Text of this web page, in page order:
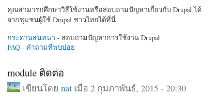
คุณสามารถศึกษาวิธีใช้งานหรือสอบถามปัญหาเกี่ยวกับ Drupal ได้
จากชุมชนผู้ใช้ Drupal ชาวไทยได้ที่นี่
กระดานสนทนา - สอบถามปัญหาการใช้งาน Drupal
FAQ - คำถามที่พบบ่อย
module ติดต่อ
เขียนโดย natเมื่อ 2 กุมภาพันธ์, 2015 - 20:30